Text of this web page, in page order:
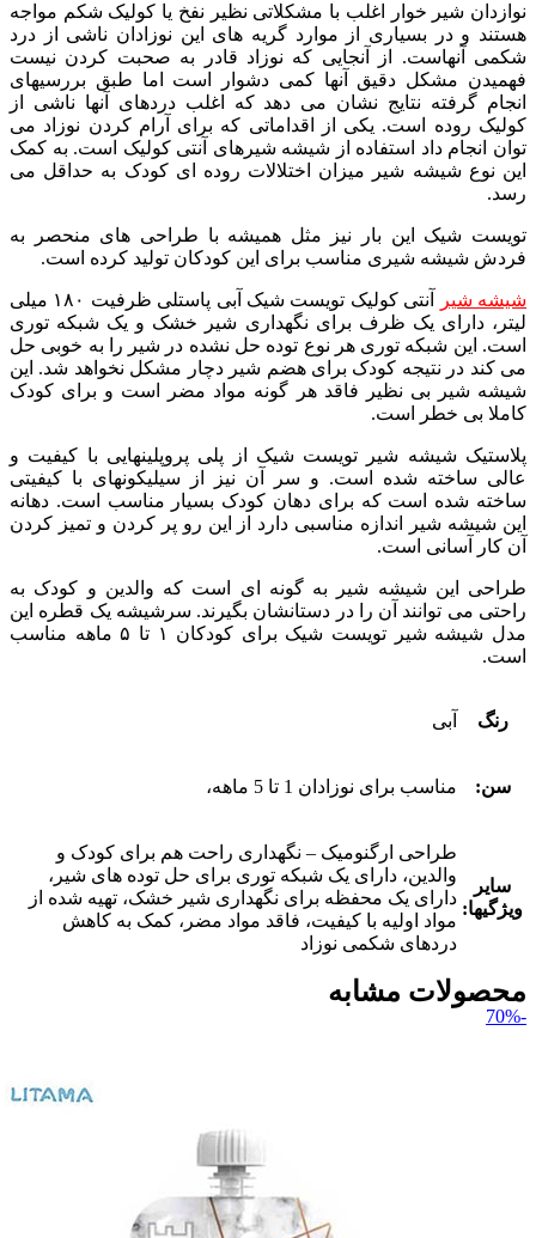
نوازدان شیر خوار اغلب با مشکلاتی نظیر نفخ یا کولیک شکم مواجه
هستند و در بسیاری از موارد گریه های این نوزادان ناشی از درد
شکمی آنهاست. از آنجایی که نوزاد قادر به صحبت کردن نیست
فهمیدن مشکل دقیق آنها کمی دشوار است اما طبق بررسیهای
انجام گرفته نتایج نشان می دهد که اغلب دردهای آنها ناشی از
کولیک روده است. یکی از اقداماتی که برای آرام کردن نوزاد می
توان انجام داد استفاده از شیشه شیرهای آنتی کولیک است. به کمک
این نوع شیشه شیر میزان اختلالات روده ای کودک به حداقل می
رسد.
تویست شیک این بار نیز مثل همیشه با طراحی های منحصر به
فردش شیشه شیری مناسب برای این کودکان تولید کرده است.
شیشه شیر
آنتی کولیک تویست شیک آبی پاستلی ظرفیت ۱۸۰ میلی
لیتر، دارای یک ظرف برای نگهداری شیر خشک و یک شبکه توری
است. این شبکه توری هر نوع توده حل نشده در شیر را به خوبی حل
می کند در نتیجه کودک برای هضم شیر دچار مشکل نخواهد شد. این
شیشه شیر بی نظیر فاقد هر گونه مواد مضر است و برای کودک
کاملا بی خطر است.
پلاستیک شیشه شیر تویست شیک از پلی پروپلینهایی با کیفیت و
عالی ساخته شده است. و سر آن نیز از سیلیکونهای با کیفیتی
ساخته شده است که برای دهان کودک بسیار مناسب است. دهانه
این شیشه شیر اندازه مناسبی دارد از این رو پر کردن و تمیز کردن
آن کار آسانی است.
طراحی این شیشه شیر به گونه ای است که والدین و کودک به
راحتی می توانند آن را در دستانشان بگیرند. سرشیشه یک قطره این
مدل شیشه شیر تویست شیک برای کودکان ۱ تا ۵ ماهه مناسب
است.
رنگ آبی
سن: مناسب برای نوزادان 1 تا 5 ماهه،
سایر
ویژگیها:
طراحی ارگنومیک – نگهداری راحت هم برای کودک و
والدین، دارای یک شبکه توری برای حل توده های شیر،
دارای یک محفظه برای نگهداری شیر خشک، تهیه شده از
مواد اولیه با کیفیت، فاقد مواد مضر، کمک به کاهش
دردهای شکمی نوزاد
محصولات مشابه
-70%